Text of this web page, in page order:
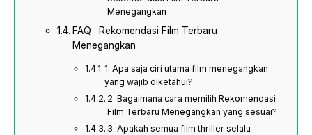
Menegangkan
FAQ : Rekomendasi Film Terbaru
Menegangkan
1. Apa saja ciri utama film menegangkan
yang wajib diketahui?
2. Bagaimana cara memilih Rekomendasi
Film Terbaru Menegangkan yang sesuai?
3. Apakah semua film thriller selalu